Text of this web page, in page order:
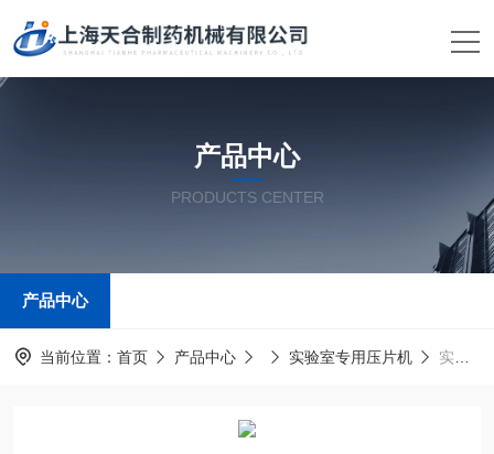
产品中心
PRODUCTS CENTER
产品中心
当前位置： 首页 产品中心 实验室专用压片机 实验室小规模旋转式压片机